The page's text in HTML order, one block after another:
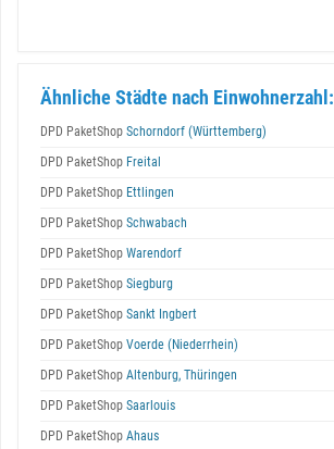
Ähnliche Städte nach Einwohnerzahl:
DPD PaketShop Schorndorf (Württemberg)
DPD PaketShop Freital
DPD PaketShop Ettlingen
DPD PaketShop Schwabach
DPD PaketShop Warendorf
DPD PaketShop Siegburg
DPD PaketShop Sankt Ingbert
DPD PaketShop Voerde (Niederrhein)
DPD PaketShop Altenburg, Thüringen
DPD PaketShop Saarlouis
DPD PaketShop Ahaus